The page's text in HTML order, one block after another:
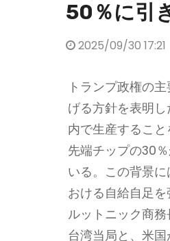
50％に引
2025/09/30 17:21
トランプ政権の
げる方針を表明
内で生産するこ
先端チップの30
いる。この背景
おける自給自足を
ルットニック商
台湾当局と、米